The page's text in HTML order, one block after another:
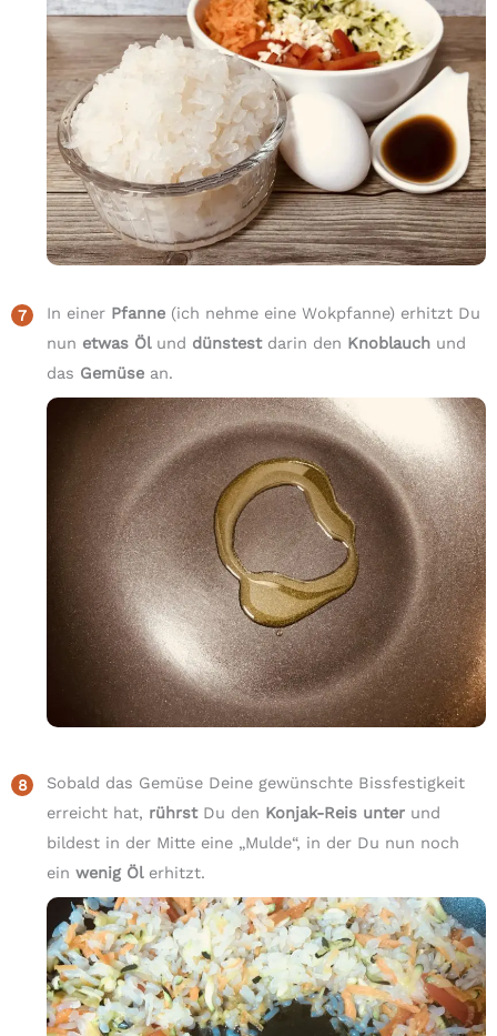
In einer Pfanne (ich nehme eine Wokpfanne) erhitzt Du
nun etwas Ölund dünstestdarin den Knoblauch und
das Gemüse an.
Sobald das Gemüse Deine gewünschte Bissfestigkeit
erreicht hat, rührstDu den Konjak-Reis unter und
bildest in der Mitte eine „Mulde“, in der Du nun noch
ein wenig Ölerhitzt.